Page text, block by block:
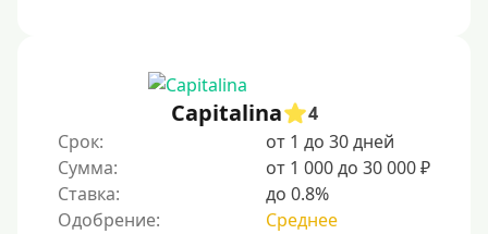
С временной регистрацией
Банкротам
Без подтверждения личности
Пенсионерам
Capitalina
4
Срок:
от 1 до 30 дней
Сумма:
от 1 000 до 30 000 ₽
Ставка:
до 0.8%
Одобрение:
Среднее